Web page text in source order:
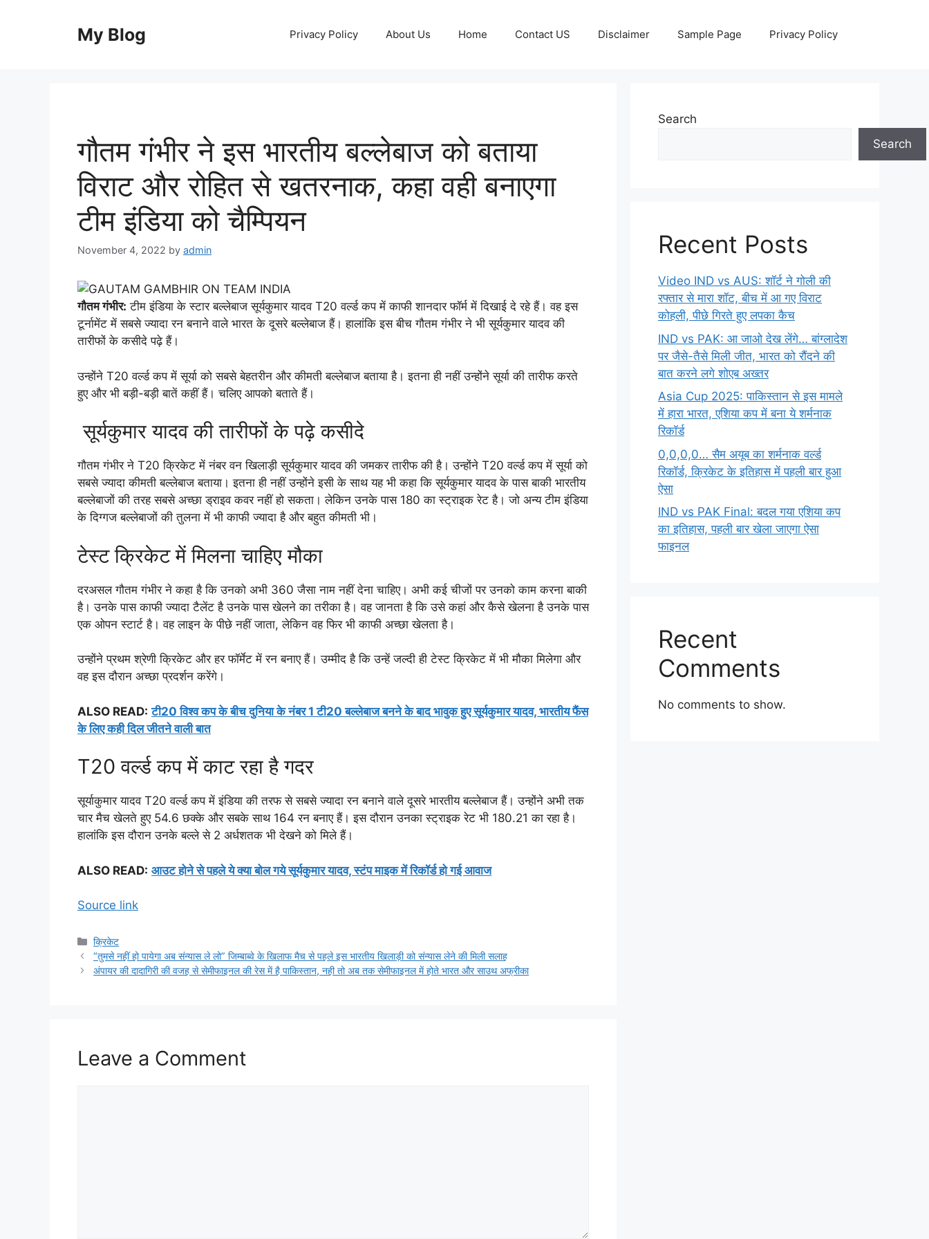
My Blog Privacy Policy About Us Home Contact US Disclaimer Sample Page Privacy Policy
गौतम गंभीर ने इस भारतीय बल्लेबाज को बताया
विराट और रोहित से खतरनाक, कहा वही बनाएगा
टीम इंडिया को चैम्पियन
November 4, 2022 by admin
गौतम गंभीर: टीम इंडिया के स्टार बल्लेबाज सूर्यकुमार यादव T20 वर्ल्ड कप में काफी शानदार फॉर्म में दिखाई दे रहे हैं। वह इस
टूर्नामेंट में सबसे ज्यादा रन बनाने वाले भारत के दूसरे बल्लेबाज हैं। हालांकि इस बीच गौतम गंभीर ने भी सूर्यकुमार यादव की
तारीफों के कसीदे पढ़े हैं।
उन्होंने T20 वर्ल्ड कप में सूर्या को सबसे बेहतरीन और कीमती बल्लेबाज बताया है। इतना ही नहीं उन्होंने सूर्या की तारीफ करते
हुए और भी बड़ी-बड़ी बातें कहीं हैं। चलिए आपको बताते हैं।
सूर्यकुमार यादव की तारीफों के पढ़े कसीदे
गौतम गंभीर ने T20 क्रिकेट में नंबर वन खिलाड़ी सूर्यकुमार यादव की जमकर तारीफ की है। उन्होंने T20 वर्ल्ड कप में सूर्या को
सबसे ज्यादा कीमती बल्लेबाज बताया। इतना ही नहीं उन्होंने इसी के साथ यह भी कहा कि सूर्यकुमार यादव के पास बाकी भारतीय
बल्लेबाजों की तरह सबसे अच्छा ड्राइव कवर नहीं हो सकता। लेकिन उनके पास 180 का स्ट्राइक रेट है। जो अन्य टीम इंडिया
के दिग्गज बल्लेबाजों की तुलना में भी काफी ज्यादा है और बहुत कीमती भी।
टेस्ट क्रिकेट में मिलना चाहिए मौका
दरअसल गौतम गंभीर ने कहा है कि उनको अभी 360 जैसा नाम नहीं देना चाहिए। अभी कई चीजों पर उनको काम करना बाकी
है। उनके पास काफी ज्यादा टैलेंट है उनके पास खेलने का तरीका है। वह जानता है कि उसे कहां और कैसे खेलना है उनके पास
एक ओपन स्टार्ट है। वह लाइन के पीछे नहीं जाता, लेकिन वह फिर भी काफी अच्छा खेलता है।
उन्होंने प्रथम श्रेणी क्रिकेट और हर फॉर्मेट में रन बनाए हैं। उम्मीद है कि उन्हें जल्दी ही टेस्ट क्रिकेट में भी मौका मिलेगा और
वह इस दौरान अच्छा प्रदर्शन करेंगे।
ALSO READ: टी20 विश्व कप के बीच दुनिया के नंबर 1 टी20 बल्लेबाज बनने के बाद भावुक हुए सूर्यकुमार यादव, भारतीय फैंस
के लिए कही दिल जीतने वाली बात
T20 वर्ल्ड कप में काट रहा है गदर
सूर्याकुमार यादव T20 वर्ल्ड कप में इंडिया की तरफ से सबसे ज्यादा रन बनाने वाले दूसरे भारतीय बल्लेबाज हैं। उन्होंने अभी तक
चार मैच खेलते हुए 54.6 छक्के और सबके साथ 164 रन बनाए हैं। इस दौरान उनका स्ट्राइक रेट भी 180.21 का रहा है।
हालांकि इस दौरान उनके बल्ले से 2 अर्धशतक भी देखने को मिले हैं।
ALSO READ: आउट होने से पहले ये क्या बोल गये सूर्यकुमार यादव, स्टंप माइक में रिकॉर्ड हो गई आवाज
Source link
Categories
क्रिकेट
“तुमसे नहीं हो पायेगा अब संन्यास ले लो” जिम्बाब्वे के खिलाफ मैच से पहले इस भारतीय खिलाड़ी को संन्यास लेने की मिली सलाह
अंपायर की दादागिरी की वजह से सेमीफाइनल की रेस में है पाकिस्तान, नही तो अब तक सेमीफाइनल में होते भारत और साउथ अफ्रीका
Leave a Comment
Search
Search
Recent Posts
Video IND vs AUS: शॉर्ट ने गोली की
रफ्तार से मारा शॉट, बीच में आ गए विराट
कोहली, पीछे गिरते हुए लपका कैच
IND vs PAK: आ जाओ देख लेंगे… बांग्लादेश
पर जैसे-तैसे मिली जीत, भारत को रौंदने की
बात करने लगे शोएब अख्तर
Asia Cup 2025: पाकिस्तान से इस मामले
में हारा भारत, एशिया कप में बना ये शर्मनाक
रिकॉर्ड
0,0,0,0… सैम अयूब का शर्मनाक वर्ल्ड
रिकॉर्ड, क्रिकेट के इतिहास में पहली बार हुआ
ऐसा
IND vs PAK Final: बदल गया एशिया कप
का इतिहास, पहली बार खेला जाएगा ऐसा
फाइनल
Recent
Comments
No comments to show.